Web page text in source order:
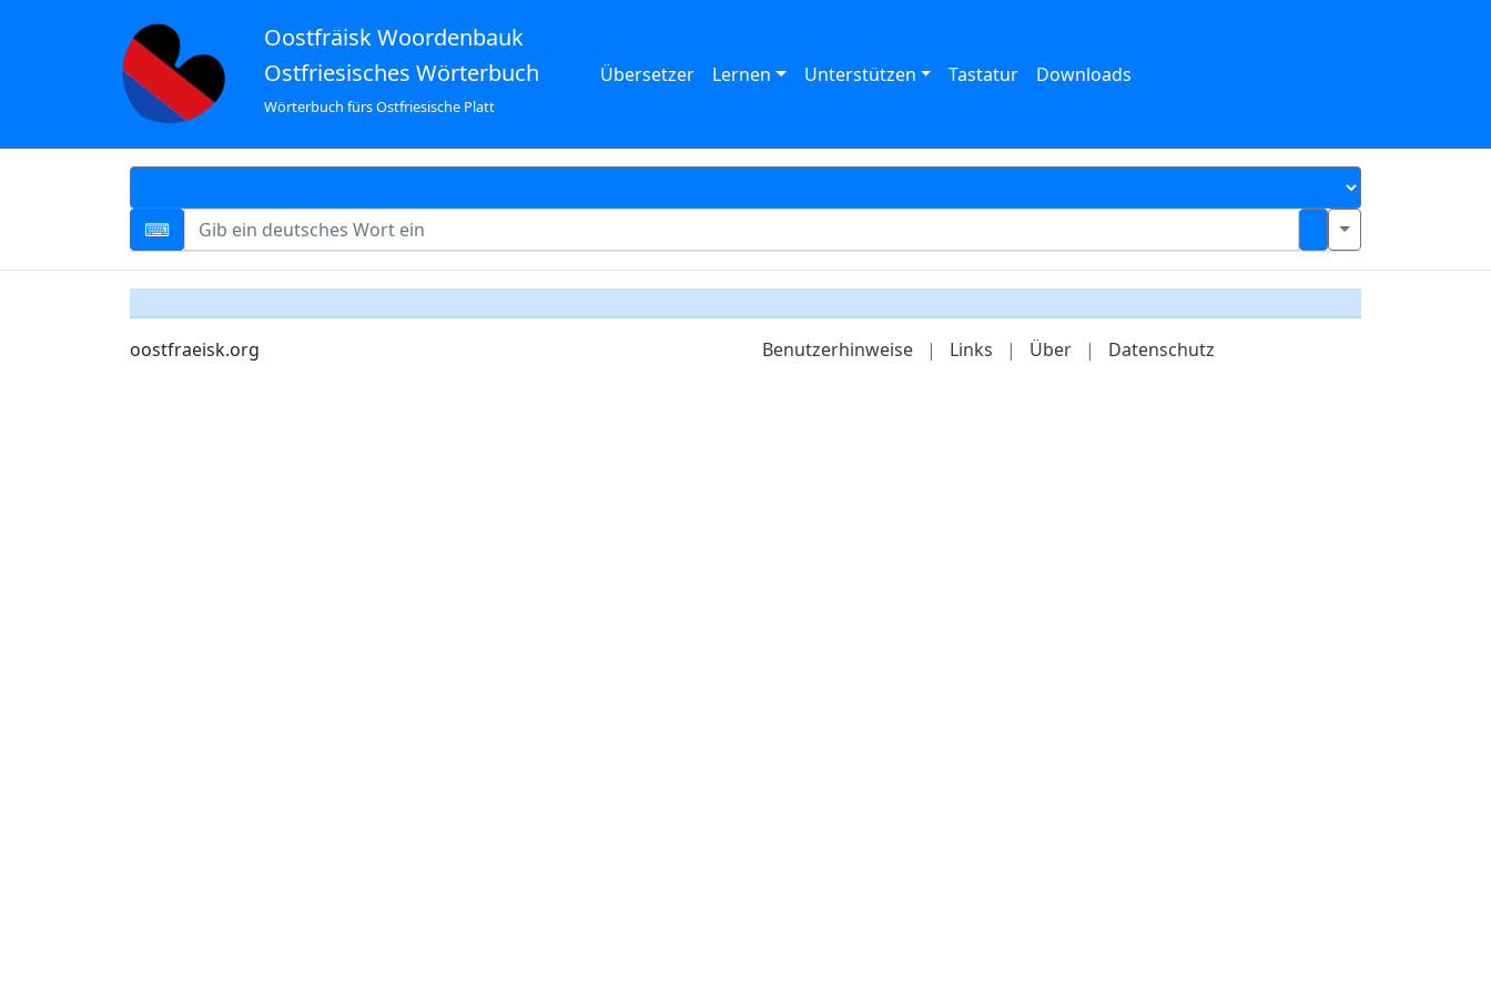
Oostfräisk Woordenbauk
Ostfriesisches Wörterbuch
Wörterbuch fürs Ostfriesische Platt
Übersetzer Lernen Unterstützen Tastatur Downloads
oostfraeisk.org Benutzerhinweise | Links | Über | Datenschutz